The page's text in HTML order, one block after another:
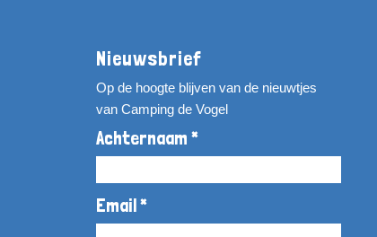
Nieuwsbrief
Op de hoogte blijven van de nieuwtjes
van Camping de Vogel
Achternaam *
Email *